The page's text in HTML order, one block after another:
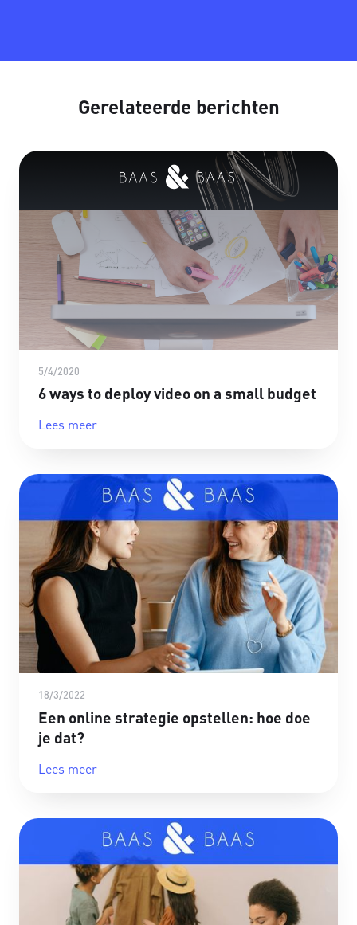
Gerelateerde berichten
5/4/2020
6 ways to deploy video on a small budget
Lees meer
18/3/2022
Een online strategie opstellen: hoe doe
je dat?
Lees meer